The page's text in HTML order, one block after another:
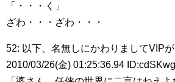
「・・・く」
ざわ・・・ざわ・・・
52: 以下、名無しにかわりましてVIP
2010/03/26(金) 01:25:36.94